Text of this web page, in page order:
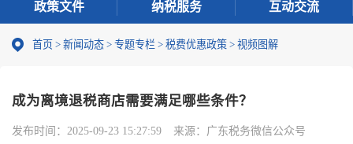
政策文件 纳税服务 互动交流
首页 > 新闻动态 > 专题专栏 > 税费优惠政策 > 视频图解
成为离境退税商店需要满足哪些条件？
发布时间： 2025-09-23 15:27:59 来源： 广东税务微信公众号